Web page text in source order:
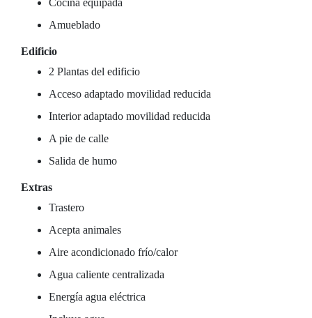
Cocina equipada
Amueblado
Edificio
2 Plantas del edificio
Acceso adaptado movilidad reducida
Interior adaptado movilidad reducida
A pie de calle
Salida de humo
Extras
Trastero
Acepta animales
Aire acondicionado frío/calor
Agua caliente centralizada
Energía agua eléctrica